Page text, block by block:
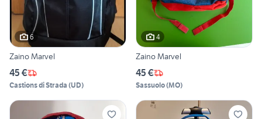
6
Zaino Marvel
45 €
Castions di Strada (UD)
4
Zaino Marvel
45 €
Sassuolo(MO)